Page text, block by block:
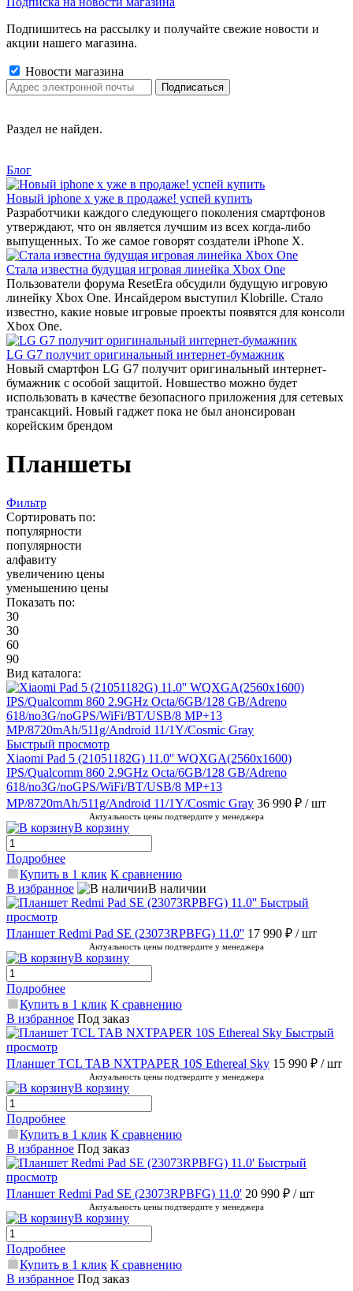
Подпишитесь на рассылку и получайте свежие новости и
акции нашего магазина.
Новости магазина
Раздел не найден.
Блог
Новый iphone x уже в продаже! успей купить
Разработчики каждого следующего поколения смартфонов
утверждают, что он является лучшим из всех когда-либо
выпущенных. То же самое говорят создатели iPhone X.
Стала известна будущая игровая линейка Xbox One
Пользователи форума ResetEra обсудили будущую игровую
линейку Xbox One. Инсайдером выступил Klobrille. Стало
известно, какие новые игровые проекты появятся для консоли
Xbox One.
LG G7 получит оригинальный интернет-бумажник
Новый смартфон LG G7 получит оригинальный интернет-
бумажник с особой защитой. Новшество можно будет
использовать в качестве безопасного приложения для сетевых
трансакций. Новый гаджет пока не был анонсирован
корейским брендом
Планшеты
Фильтр
Сортировать по:
популярности
популярности
алфавиту
увеличению цены
уменьшению цены
Показать по:
30
30
60
90
Вид каталога:
Быстрый просмотр
Xiaomi Pad 5 (21051182G) 11.0'' WQXGA(2560x1600)
IPS/Qualcomm 860 2.9GHz Octa/6GB/128 GB/Adreno
618/no3G/noGPS/WiFi/BT/USB/8 MP+13
MP/8720mAh/511g/Android 11/1Y/Cosmic Gray 36 990 ₽ / шт
Актуальность цены подтвердите у менеджера
В корзину
Подробнее
Купить в 1 клик К сравнению
В избранное
В наличии
Быстрый
просмотр
Планшет Redmi Pad SE (23073RPBFG) 11.0'' 17 990 ₽ / шт
Актуальность цены подтвердите у менеджера
В корзину
Подробнее
Купить в 1 клик К сравнению
В избранное Под заказ
Быстрый
просмотр
Планшет TCL TAB NXTPAPER 10S Ethereal Sky 15 990 ₽ / шт
Актуальность цены подтвердите у менеджера
В корзину
Подробнее
Купить в 1 клик К сравнению
В избранное Под заказ
Быстрый
просмотр
Планшет Redmi Pad SE (23073RPBFG) 11.0' 20 990 ₽ / шт
Актуальность цены подтвердите у менеджера
В корзину
Подробнее
Купить в 1 клик К сравнению
В избранное Под заказ